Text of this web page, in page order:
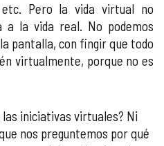
etc. Pero la vida virtual no
a la vida real. No podemos
pantalla, con fingir que todo
virtualmente, porque no es
iniciativas virtuales? Ni
nos preguntemos por qué